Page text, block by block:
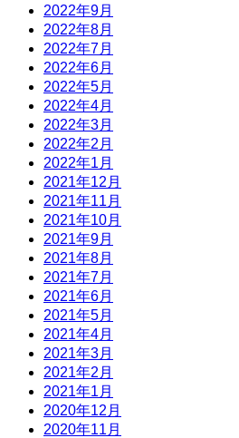
2022年9月
2022年8月
2022年7月
2022年6月
2022年5月
2022年4月
2022年3月
2022年2月
2022年1月
2021年12月
2021年11月
2021年10月
2021年9月
2021年8月
2021年7月
2021年6月
2021年5月
2021年4月
2021年3月
2021年2月
2021年1月
2020年12月
2020年11月